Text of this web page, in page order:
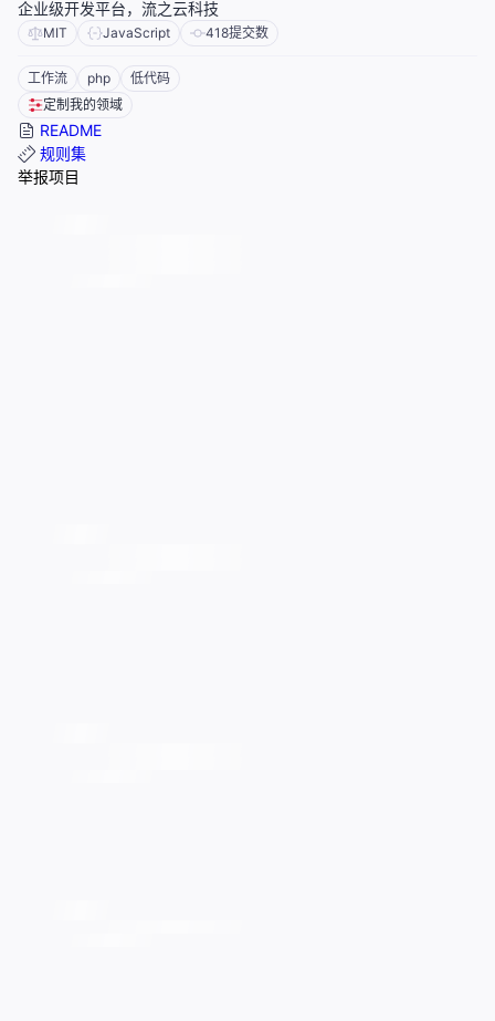
企业级开发平台，流之云科技
MIT JavaScript 418提交数
工作流 php
低代码
定制我的领域
README
规则集
举报项目